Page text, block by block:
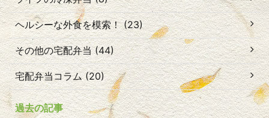
ヘルシーな外食を模索！ (23)
その他の宅配弁当 (44)
宅配弁当コラム (20)
過去の記事